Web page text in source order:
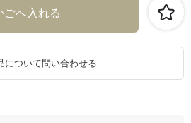
について問い合わせる